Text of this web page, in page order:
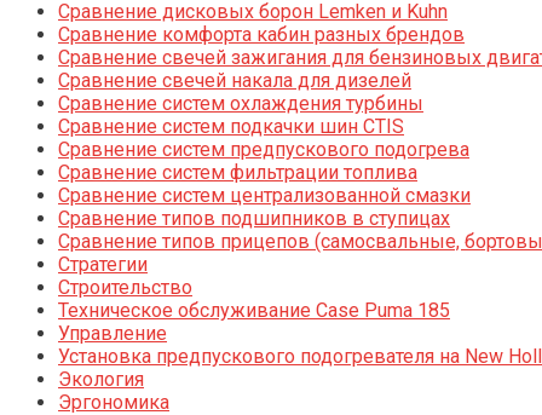
Сравнение дисковых борон Lemken и Kuhn
Сравнение комфорта кабин разных брендов
Сравнение свечей зажигания для бензиновых
Сравнение свечей накала для дизелей
Сравнение систем охлаждения турбины
Сравнение систем подкачки шин CTIS
Сравнение систем предпускового подогрева
Сравнение систем фильтрации топлива
Сравнение систем централизованной смазки
Сравнение типов подшипников в ступицах
Сравнение типов прицепов (самосвальные,
Стратегии
Строительство
Техническое обслуживание Case Puma 185
Управление
Установка предпускового подогревателя на New
Экология
Эргономика